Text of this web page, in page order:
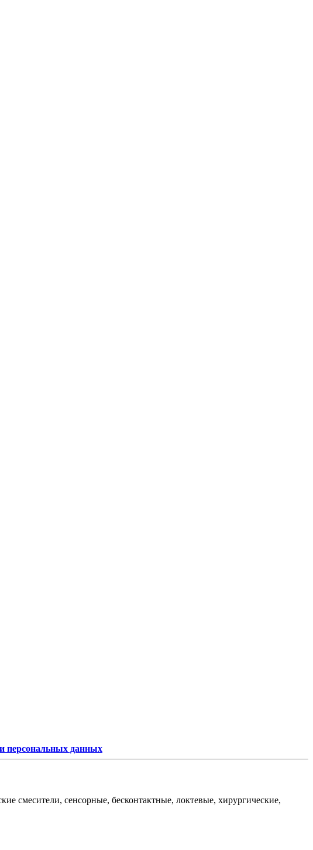
персональных данных
смесители, сенсорные, бесконтактные, локтевые, хирургические,